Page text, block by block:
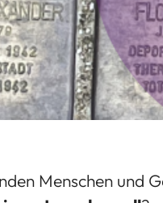
Menschen und